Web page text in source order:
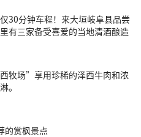
30分钟车程！来大垣岐阜县品尝
有三家备受喜爱的当地清酒酿造
牧场”享用珍稀的泽西牛肉和浓
。
的赏枫景点